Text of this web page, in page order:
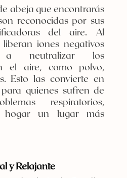
abeja que encontrarás
reconocidas por sus
del aire. Al
iones negativos
neutralizar los
el aire, como polvo,
Esto las convierte en
quienes sufren de
respiratorios,
un lugar más
y Relajante